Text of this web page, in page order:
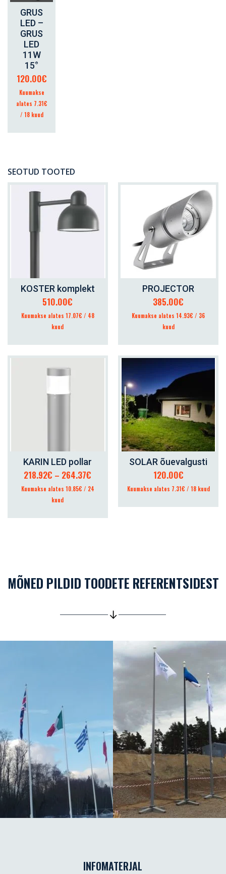
KORVI
GRUS
LED –
GRUS
LED
11W
15°
120.00€
Kuumakse
alates 7.31€
/ 18 kuud
SEOTUD TOOTED
LISA KORVI
KOSTER komplekt
510.00€
Kuumakse alates 17.07€ / 48
kuud
LISA KORVI
PROJECTOR
385.00€
Kuumakse alates 14.93€ / 36
kuud
VALI
KARIN LED pollar
218.92€ – 264.37€
218.92€
264.37€
Kuumakse alates 10.85€ / 24
kuud
LISA KORVI
SOLAR õuevalgusti
120.00€
Kuumakse alates 7.31€ / 18 kuud
MÕNED PILDID TOODETE REFERENTSIDEST
INFOMATERJAL